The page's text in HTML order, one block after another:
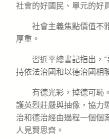
社會的好國民、單元的好
社會主義焦點價值不
厚重。
習近平總書記指出，
持依法治國和以德治國相
有德光彩，掉德可恥
護英烈莊嚴與抽像，協力
治和德治經由過程一個個
人見賢思齊。